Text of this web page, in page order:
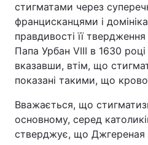
стигматами через
францисканцями і
правдивості її
Папа Урбан VIII в 1630
вказавши, втім, що
показані такими, що
Вважається, що
основному, серед
стверджує, що Джгереная